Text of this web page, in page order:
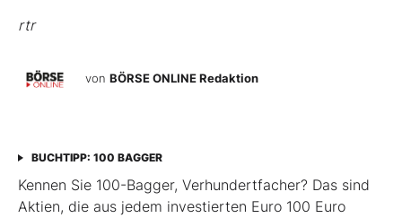
rtr
von BÖRSE ONLINE Redaktion
BUCHTIPP: 100 BAGGER
Kennen Sie 100-Bagger, Verhundertfacher? Das sind
Aktien, die aus jedem investierten Euro 100 Euro